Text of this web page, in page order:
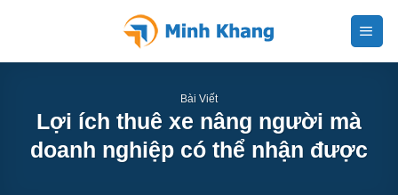
content
Bài Viết
Lợi ích thuê xe nâng người mà
doanh nghiệp có thể nhận được